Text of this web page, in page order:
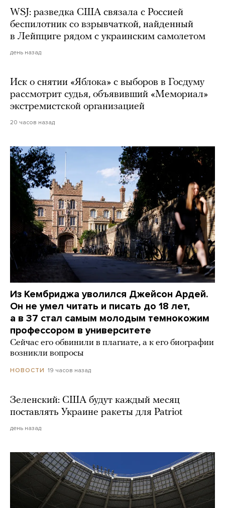
WSJ: разведка США связала с Россией
беспилотник со взрывчаткой, найденный
в Лейпциге рядом с украинским самолетом
день назад
Иск о снятии «Яблока» с выборов в Госдуму
рассмотрит судья, объявивший «Мемориал»
экстремистской организацией
20 часов назад
Из Кембриджа уволился Джейсон Ардей.
Он не умел читать и писать до 18 лет,
а в 37 стал самым молодым темнокожим
профессором в университете
Сейчас его обвинили в плагиате, а к его биографии
возникли вопросы
НОВОСТИ 19 часов назад
Зеленский: США будут каждый месяц
поставлять Украине ракеты для Patriot
день назад